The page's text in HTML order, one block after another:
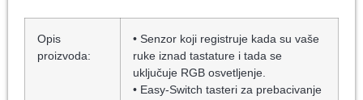
Opis
proizvoda:
• Senzor koji registruje kada su vaše
ruke iznad tastature i tada se
uključuje RGB osvetljenje.
• Easy-Switch tasteri za prebacivanje